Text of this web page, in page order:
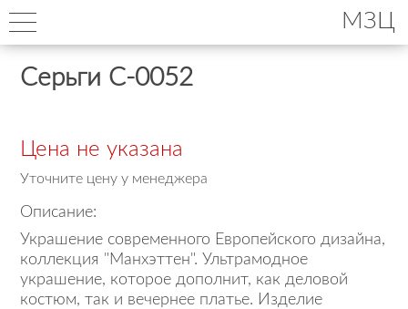
МЗЦ
Серьги С-0052
Цена не указана
Уточните цену у менеджера
Описание:
Украшение современного Европейского дизайна,
коллекция "Манхэттен". Ультрамодное
украшение, которое дополнит, как деловой
костюм, так и вечернее платье. Изделие